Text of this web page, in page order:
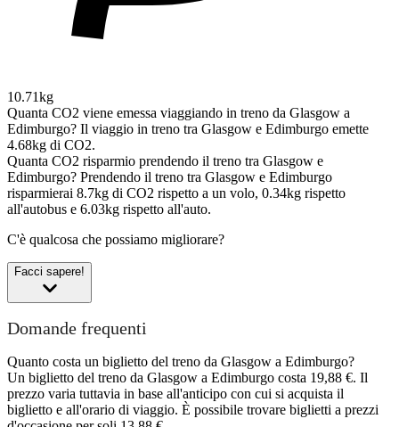
10.71kg
Quanta CO2 viene emessa viaggiando in treno da Glasgow a
Edimburgo? Il viaggio in treno tra Glasgow e Edimburgo emette
4.68kg di CO2.
Quanta CO2 risparmio prendendo il treno tra Glasgow e
Edimburgo? Prendendo il treno tra Glasgow e Edimburgo
risparmierai 8.7kg di CO2 rispetto a un volo, 0.34kg rispetto
all'autobus e 6.03kg rispetto all'auto.
C'è qualcosa che possiamo migliorare?
Facci sapere!
Domande frequenti
Quanto costa un biglietto del treno da Glasgow a Edimburgo?
Un biglietto del treno da Glasgow a Edimburgo costa 19,88 €. Il
prezzo varia tuttavia in base all'anticipo con cui si acquista il
biglietto e all'orario di viaggio. È possibile trovare biglietti a prezzi